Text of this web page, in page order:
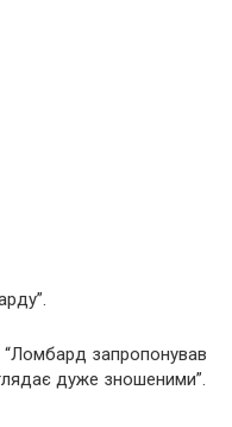
запропонував
дуже зношеними”.